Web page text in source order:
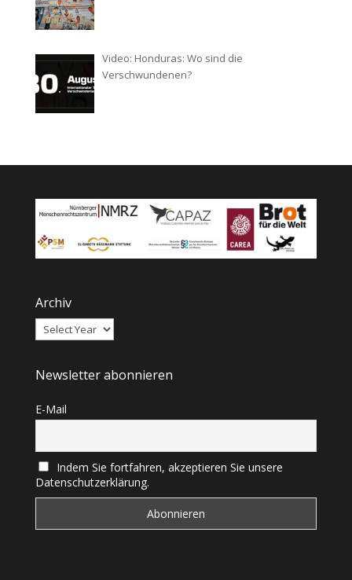
Video: Honduras: Wo sind die
Verschwundenen?
Archiv
Newsletter abonnieren
E-Mail
Indem Sie fortfahren, akzeptieren Sie unsere
Datenschutzerklärung.